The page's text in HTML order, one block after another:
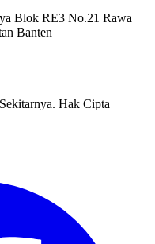
Blok RE3 No.21 Rawa
Banten
. Hak Cipta